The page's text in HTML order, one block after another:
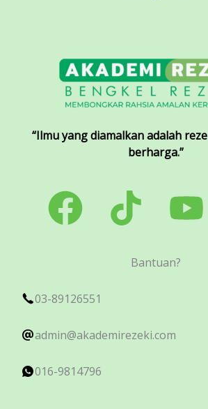
“Ilmu yang diamalkan adalah
berharga.”
Bantuan?
03-89126551
admin@akademirezeki.com
016-9814796